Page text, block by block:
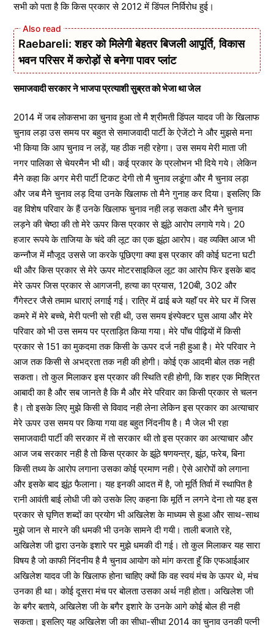
सभी को पता है कि किस प्रकार से 2012 में डिंपल निर्विरोध हुई।
Raebareli: शहर को मिलेगी बेहतर बिजली आपूर्ति, विकास
भवन परिसर में करोड़ों से बनेगा पावर प्लांट
समाजवादी सरकार ने भाजपा प्रत्याशी सुब्रत को भेजा था जेल
2014 में जब लोकसभा का चुनाव हुआ तो मै श्रीमती डिंपल यादव जी के खिलाफ
चुनाव लड़ा उस समय पर बहुत से समाजवादी पार्टी के ऐजेंटो ने और मुझसे मना
भी किया कि आप चुनाव न लड़ें, यह ठीक नही रहेगा। उस समय मेरी माता जी
नगर पालिका से चेयरमैन भी थी। कई प्रकार के प्रलोभन भी दिये गये। लेकिन
मैने कहा कि अगर मेरी पार्टी टिकट देगी तो मै चुनाव लडूंगा और मै चुनाव लड़ा
और जब मैने चुनाव लड़ दिया उनके खिलाफ तो मैने गुनाह कर दिया। इसलिए कि
वह विशेष परिवार के हैं उनके खिलाफ चुनाव नही लड़ सकता और मैने चुनाव
लड़ने की चेष्ठा की तो मेरे ऊपर किस प्रकार से झूंठे आरोप लगाये गये। 20
हजार रूपये के ताजिया के चंदे की लूट का एक झूंठा आरोप। वह व्यक्ति आज भी
कन्नौज में मौजूद उससे जा करके पूछिएगा क्या इस प्रकार की कोई घटना घटी
थी और किस प्रकार से मेरे ऊपर मोटरसाइकिल लूट का आरोप फिर इसके बाद
मेरे ऊपर जिस प्रकार से आगजनी, हत्या का प्रयास, 120बी, 302 और
गैंगेस्टर जैसे तमाम धाराएं लगाई गई। रात्रि में ढाई बजे यहाॅं पर मेरे घर में जिस
कमरे में मेरे बच्चे, मेरी पत्नी सो रही थी, उस समय इंस्पेक्टर घुस आया और मेरे
परिवार को भी उस समय पर प्रताड़ित किया गया। मेरे पाॅंच पीढ़ियों में किसी
प्रकार से 151 का मुकदमा तक किसी के ऊपर दर्ज नही हुआ है। मेरे परिवार ने
आज तक किसी से अभद्रता तक नही की होगी। कोई एक आदमी बोल तक नही
सकता। तो कुल मिलाकर इस प्रकार की स्थिति रही होगी, कि शहर एक मिश्रित
आबादी का है और सब जानते है कि मै और मेरे परिवार का किसी प्रकार से चलन
है। तो इसके लिए मुझे किसी से विवाद नही लेना लेकिन इस प्रकार का अत्याचार
मेरे ऊपर उस समय पर किया गया वह बहुत निंदनीय है। मै जेल भी रहा
समाजवादी पार्टी की सरकार में तो सरकार थी तो इस प्रकार का अत्याचार और
आज जब सरकार नही है तो किस प्रकार के झूंठे षणयन्त्र, झूंठ, फरेब, बिना
किसी तथ्य के आरोप लगाना उसका कोई प्रमाण नही। ऐसे आरोपों को लगाना
और इसके बाद झूंठ फैलाना। यह इनकी आदत में है, जो मूर्ति तिर्वा में स्थापित है
रानी आवंती बाई लोधी जी को उसके लिए कहना कि मूर्ति न लगने देना तो यह इस
प्रकार से घृणित शब्दों का प्रयोग भी अखिलेश के माध्यम से हुआ और साथ-साथ
मुझे जान से मारने की धमकी भी उनके सामने दी गयी। ताली बजाते रहे,
अखिलेश जी द्वारा उनके इशारे पर मुझे धमकी दी गई। तो कुल मिलाकर यह सारा
विषय है जो काफी निंदनीय है मै चुनाव आयोग को मांग करता हॅूं कि एफआईआर
अखिलेश यादव जी के खिलाफ होना चाहिए क्यों कि वह स्वयं मंच के ऊपर थे, मंच
उनका ही था। कोई दूसरा मंच पर बोलता उसका अर्थ नही होता। अखिलेश जी
के बगैर बताये, अखिलेश जी के बगैर इशारे के उनके आगे कोई बोल ही नही
सकता। इसलिए यह अखिलेश जी का सीधा-सीधा 2014 का चुनाव उनकी पत्नी